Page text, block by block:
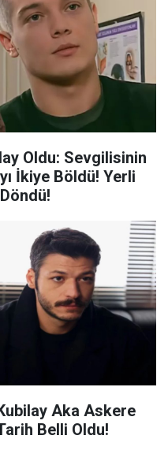
Oldu: Sevgilisinin
İkiye Böldü! Yerli
Aka Askere
Belli Oldu!